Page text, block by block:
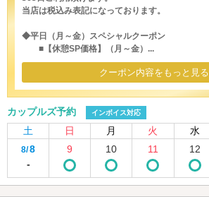
当店は税込み表記になっております。
◆平日（月～金）スペシャルクーポン
■【休憩SP価格】（月～金）...
クーポン内容をもっと見る
カップルズ予約 インボイス対応
土 日 月 火 水
8/8
-
9 10 11 12